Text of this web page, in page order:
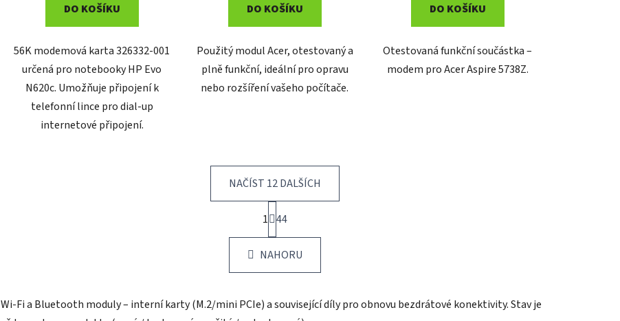
DO KOŠÍKU
56K modemová karta 326332-001
určená pro notebooky HP Evo
N620c. Umožňuje připojení k
telefonní lince pro dial-up
internetové připojení.
DO KOŠÍKU
Použitý modul Acer, otestovaný a
plně funkční, ideální pro opravu
nebo rozšíření vašeho počítače.
DO KOŠÍKU
Otestovaná funkční součástka –
modem pro Acer Aspire 5738Z.
O
v
l
á
a
NAČÍST 12 DALŠÍCH
S
t
r
n
k
v
á
1 44
NAHORU
Wi‑Fi a Bluetooth moduly – interní karty (M.2/mini PCIe) a související díly pro obnovu bezdrátové konektivity. Stav je